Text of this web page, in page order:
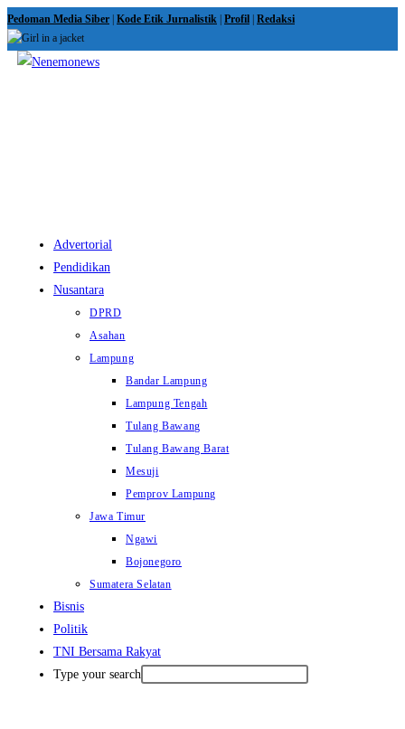
Skip
to
content
Pedoman Media Siber Kode Etik Jurnalistik Profil Redaksi
Advertorial
Pendidikan
Nusantara
DPRD
Asahan
Lampung
Bandar Lampung
Lampung Tengah
Tulang Bawang
Tulang Bawang Barat
Mesuji
Pemprov Lampung
Jawa Timur
Ngawi
Bojonegoro
Sumatera Selatan
Bisnis
Politik
TNI Bersama Rakyat
Type your search